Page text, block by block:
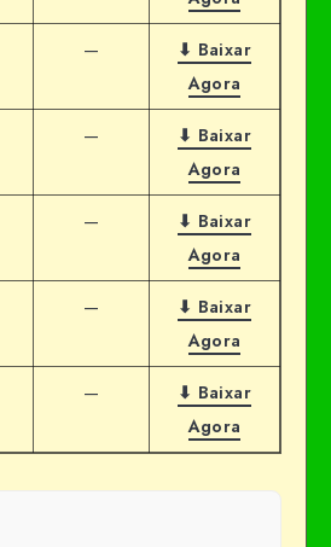
—
⬇ Baixar
Agora
—
⬇ Baixar
Agora
—
⬇ Baixar
Agora
—
⬇ Baixar
Agora
—
⬇ Baixar
Agora